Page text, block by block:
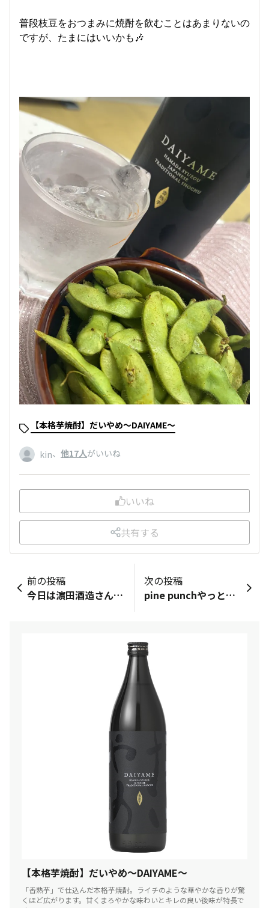
普段枝豆をおつまみに焼酎を飲むことはあまりないの
ですが、たまにはいいかも🎶
【本格芋焼酎】だいやめ～DAIYAME～
kin、 他17人がいいね
いいね
共有する
【本格芋焼酎】だいやめ～DAIYAME～
「香熟芋」で仕込んだ本格芋焼酎。ライチのような華やかな香りが驚
くほど広がります。甘くまろやかな味わいとキレの良い後味が特長で
前の投稿
今日は濵田酒造さんがラインで紹介されてたDAIYAME炭酸割りの美味しい作り方の記事を参考にチルグリーンたちの炭酸割り作ってみました。望んでいた味わいができました。今までマグレでしかいい感じならなかったのですがいちばん美味しい好きなバランスを会得出来たようです。たくさん飲んでしまいます。つまみはセブンの「直火焼きねぎ塩牛カルビ」です。冷食優秀。チルグリーンはじめ人生に彩りをもらえて感謝してます。
次の投稿
pine punchやっといただきました！香りはパイナップルなんですけど、味は焼酎の香りがします。🍍もともと焼酎の重たさが苦手なのですが、流石濵田酒造さん。軽やかで飲みやすくほんっとうに美味しいです！私はご飯と一緒にと言うよりはpine punchだけで嗜みたいなと思いました。限定商品なのが残念です🥲追加販売もされたみたいなので気になる方は是非！濵田さん、いつも美味しい焼酎をありがとうございます！https://shochu.life/item/003402?_bdsid=3ClD1k.pYrF8LQ.1782875196404.1782875200&amp;_bd_prev_page=https%3A%2F%2Fwww.hamadasyuzou.co.jp%2Fdenzouin%2Fproducts%2Fhamada_ua_lab.html&amp;_bdrpf=0